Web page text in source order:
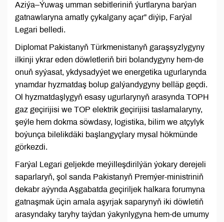
Aziýa–Ýuwaş umman sebitleriniň ýurtlaryna barýan
gatnawlaryna amatly çykalgany açar” diýip, Farýal
Legari belledi.
Diplomat Pakistanyň Türkmenistanyň garaşsyzlygyny
ilkinji ykrar eden döwletleriň biri bolandygyny hem-de
onuň syýasat, ykdysadyýet we energetika ugurlarynda
ynamdar hyzmatdaş bolup galýandygyny belläp geçdi.
Ol hyzmatdaşlygyň esasy ugurlarynyň arasynda TOPH
gaz geçirijisi we TOP elektrik geçirijisi taslamalaryny,
şeýle hem dokma söwdasy, logistika, bilim we atçylyk
boýunça bilelikdäki başlangyçlary mysal hökmünde
görkezdi.
Farýal Legari geljekde meýilleşdirilýän ýokary derejeli
saparlaryň, şol sanda Pakistanyň Premýer-ministriniň
dekabr aýynda Aşgabatda geçiriljek halkara forumyna
gatnaşmak üçin amala aşyrjak saparynyň iki döwletiň
arasyndaky taryhy taýdan ýakynlygyna hem-de umumy